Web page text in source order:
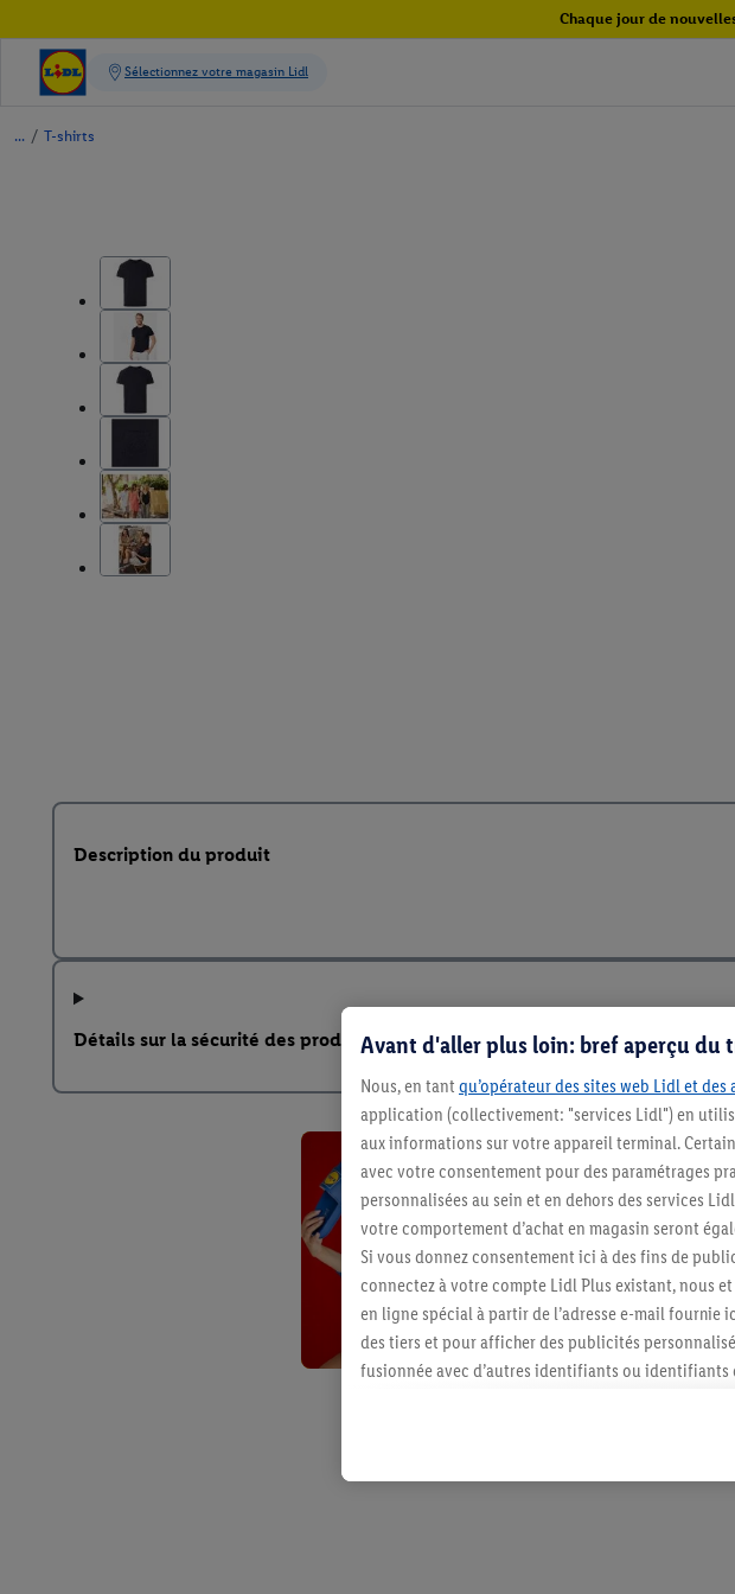
Chaque jour de
/ T-shirts
Description du produit
Détails sur la sécurité des produitsAvant d'aller plus loin: bref aperçu du
Nous, en tant qu’opérateur des sites web Lidl et des
application (collectivement: "services Lidl") en
aux informations sur votre appareil terminal.
avec votre consentement pour des paramétrages
personnalisées au sein et en dehors des services
votre comportement d’achat en magasin seront
Si vous donnez consentement ici à des fins de
connectez à votre compte Lidl Plus existant, nous
en ligne spécial à partir de l’adresse e-mail
des tiers et pour afficher des publicités
fusionnée avec d’autres identifiants ou
vous avez montré de l’intérêt (par exemple en
l’achat) peuvent également être affichées sur
plusieurs services de Lidl peuvent vous être